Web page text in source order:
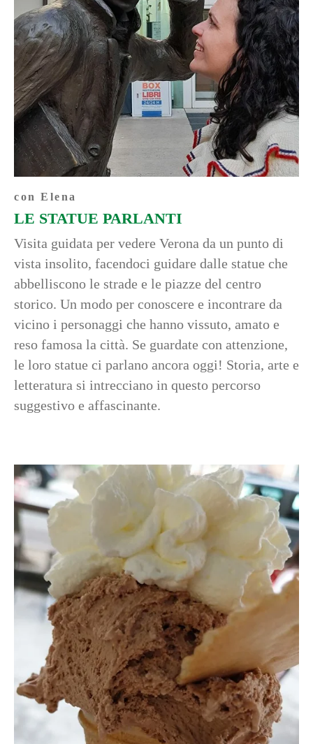
con Elena
LE STATUE PARLANTI
Visita guidata per vedere Verona da un punto di
vista insolito, facendoci guidare dalle statue che
abbelliscono le strade e le piazze del centro
storico. Un modo per conoscere e incontrare da
vicino i personaggi che hanno vissuto, amato e
reso famosa la città. Se guardate con attenzione,
le loro statue ci parlano ancora oggi! Storia, arte e
letteratura si intrecciano in questo percorso
suggestivo e affascinante.